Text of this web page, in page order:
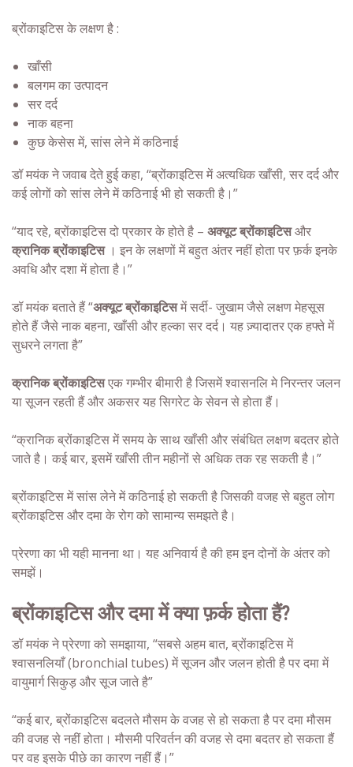
ब्रोंकाइटिस के लक्षण है :
खाँसी
बलगम का उत्पादन
सर दर्द
नाक बहना
कुछ केसेस में, सांस लेने में कठिनाई
डॉ मयंक ने जवाब देते हुई कहा, “ब्रोंकाइटिस में अत्यधिक खाँसी, सर दर्द और
कई लोगों को सांस लेने में कठिनाई भी हो सकती है।”
“याद रहे, ब्रोंकाइटिस दो प्रकार के होते है – अक्यूट ब्रोंकाइटिसऔर
क्रानिक ब्रोंकाइटिस। इन के लक्षणों में बहुत अंतर नहीं होता पर फ़र्क इनके
अवधि और दशा में होता है।”
डॉ मयंक बताते हैं “अक्यूट ब्रोंकाइटिसमें सर्दी- जुखाम जैसे लक्षण मेहसूस
होते हैं जैसे नाक बहना, खाँसी और हल्का सर दर्द। यह ज़्यादातर एक हफ्ते में
सुधरने लगता है”
क्रानिक ब्रोंकाइटिसएक गम्भीर बीमारी है जिसमें श्वासनलि मे निरन्तर जलन
या सूजन रहती हैं और अकसर यह सिगरेट के सेवन से होता हैं।
“क्रानिक ब्रोंकाइटिस में समय के साथ खाँसी और संबंधित लक्षण बदतर होते
जाते है। कई बार, इसमें खाँसी तीन महीनों से अधिक तक रह सकती है।”
ब्रोंकाइटिस में सांस लेने में कठिनाई हो सकती है जिसकी वजह से बहुत लोग
ब्रोंकाइटिस और दमा के रोग को सामान्य समझते है।
प्रेरणा का भी यही मानना था। यह अनिवार्य है की हम इन दोनों के अंतर को
समझें।
ब्रोंकाइटिस और दमा में क्या फ़र्क होता हैं?
डॉ मयंक ने प्रेरणा को समझाया, “सबसे अहम बात, ब्रोंकाइटिस में
श्वासनलियाँ (bronchial tubes) में सूजन और जलन होती है पर दमा में
वायुमार्ग सिकुड़ और सूज जाते है”
“कई बार, ब्रोंकाइटिस बदलते मौसम के वजह से हो सकता है पर दमा मौसम
की वजह से नहीं होता। मौसमी परिवर्तन की वजह से दमा बदतर हो सकता हैं
पर वह इसके पीछे का कारण नहीं हैं।”